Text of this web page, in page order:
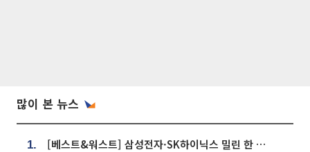
많이 본 뉴스
1. [베스트&워스트] 삼성전자·SK하이닉스 밀린 한 주…상상인증권은 85% 급등